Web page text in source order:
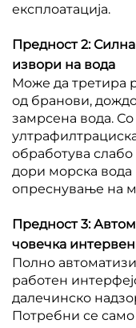
експлоатација.
Предност 2:
извори на вода
Може да третира
од бранови,
замрсена вода.
обработува
дори морска вода
опреснување на
Предност 3:
човечка
Полно
работен
далечинско
Потребни се